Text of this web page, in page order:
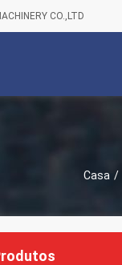
CO.,LTD
Casa /